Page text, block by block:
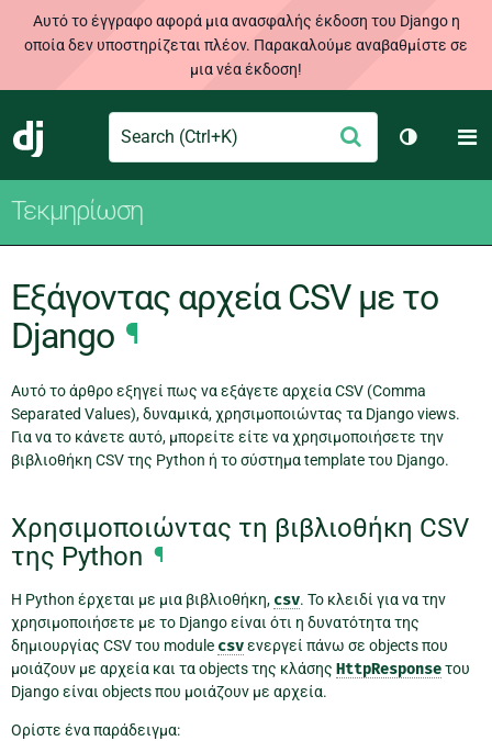
Αυτό το έγγραφο αφορά μια ανασφαλής έκδοση του Django η
οποία δεν υποστηρίζεται πλέον. Παρακαλούμε αναβαθμίστε σε
μια νέα έκδοση!
Django
Search Υποβολή
Toggle
Τεκμηρίωση
Εξάγοντας αρχεία CSV με το
Django ¶
Αυτό το άρθρο εξηγεί πως να εξάγετε αρχεία CSV (Comma
Separated Values), δυναμικά, χρησιμοποιώντας τα Django views.
Για να το κάνετε αυτό, μπορείτε είτε να χρησιμοποιήσετε την
βιβλιοθήκη CSV της Python ή το σύστημα template του Django.
Χρησιμοποιώντας τη βιβλιοθήκη CSV
της Python ¶
Η Python έρχεται με μια βιβλιοθήκη, csv. Το κλειδί για να την
χρησιμοποιήσετε με το Django είναι ότι η δυνατότητα της
δημιουργίας CSV του module csvενεργεί πάνω σε objects που
μοιάζουν με αρχεία και τα objects της κλάσης HttpResponseτου
Django είναι objects που μοιάζουν με αρχεία.
Ορίστε ένα παράδειγμα: